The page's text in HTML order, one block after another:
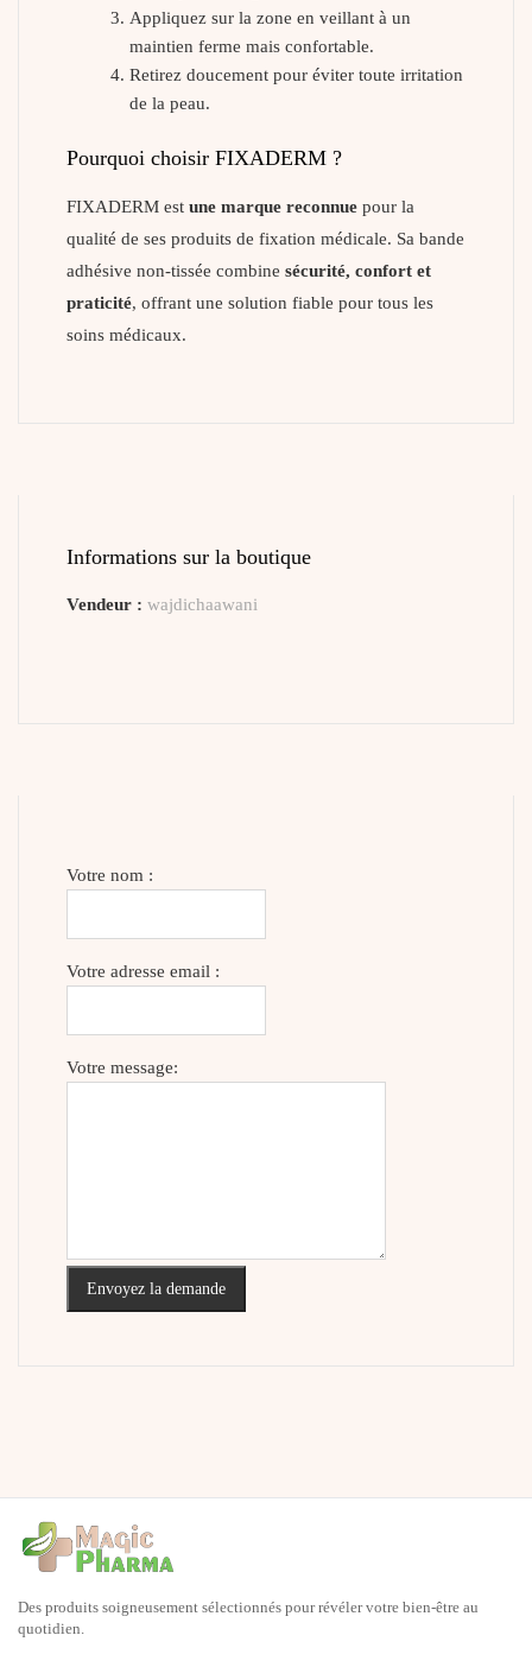
Appliquez sur la zone en veillant à un
maintien ferme mais confortable.
Retirez doucement pour éviter toute irritation
de la peau.
Pourquoi choisir FIXADERM ?
FIXADERM est une marque reconnue pour la
qualité de ses produits de fixation médicale. Sa bande
adhésive non-tissée combine sécurité, confort et
praticité, offrant une solution fiable pour tous les
soins médicaux.
Informations sur la boutique
Vendeur : wajdichaawani
Votre nom :
Votre adresse email :
Votre message:
Envoyez la demande
Des produits soigneusement sélectionnés pour révéler votre bien-être au
quotidien.